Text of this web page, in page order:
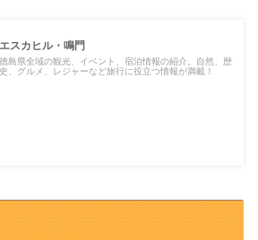
エスカヒル・鳴門
徳島県全域の観光、イベント、宿泊情報の紹介。自然、歴
史、グルメ、レジャーなど旅行に役立つ情報が満載！